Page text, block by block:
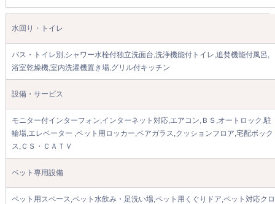
水回り・トイレ
バス・トイレ別,シャワー水栓付独立洗面台,洗浄機能付トイレ,追焚機能付風呂,
浴室乾燥機,室内洗濯機置き場,グリル付キッチン
設備・サービス
モニター付インターフォン,インターネット対応,エアコン,ＢＳ,オートロック,駐
輪場,エレベーター ,ペット用ロッカー,ペアガラス,クッションフロア,宅配ボック
ス,ＣＳ・ＣＡＴＶ
ペット専用設備
ペット用スペース,ペット水飲み・足洗い場,ペット用くぐりドア,ペット対応クロ